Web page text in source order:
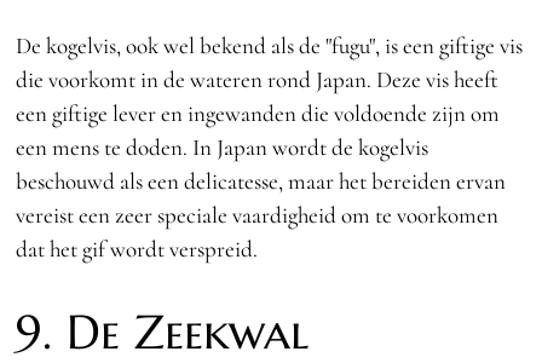
De kogelvis, ook wel bekend als de "fugu", is een giftige vis
die voorkomt in de wateren rond Japan. Deze vis heeft
een giftige lever en ingewanden die voldoende zijn om
een mens te doden. In Japan wordt de kogelvis
beschouwd als een delicatesse, maar het bereiden ervan
vereist een zeer speciale vaardigheid om te voorkomen
dat het gif wordt verspreid.
9. De Zeekwal